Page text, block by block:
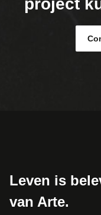
project
Leven is
van Arte.